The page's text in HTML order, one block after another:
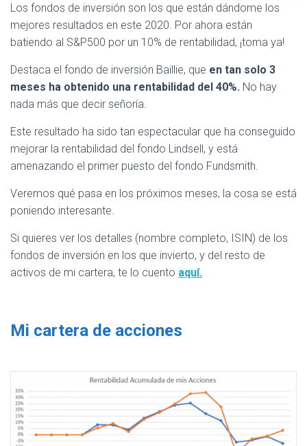
Los fondos de inversión son los que están dándome los
mejores resultados en este 2020. Por ahora están
batiendo al S&P500 por un 10% de rentabilidad, ¡toma ya!
Destaca el fondo de inversión Baillie, que en tan solo 3
meses ha obtenido una rentabilidad del 40%. No hay
nada más que decir señoría.
Este resultado ha sido tan espectacular que ha conseguido
mejorar la rentabilidad del fondo Lindsell, y está
amenazando el primer puesto del fondo Fundsmith.
Veremos qué pasa en los próximos meses, la cosa se está
poniendo interesante.
Si quieres ver los detalles (nombre completo, ISIN) de los
fondos de inversión en los que invierto, y del resto de
activos de mi cartera, te lo cuento aquí.
Mi cartera de acciones